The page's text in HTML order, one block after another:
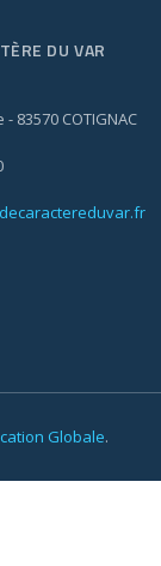
DU VAR
83570 COTIGNAC
Globale.